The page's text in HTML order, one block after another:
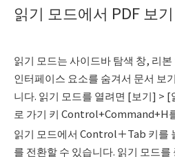
읽기 모드에서 PDF 보기
읽기 모드는 사이드바 탐색 창, 리
인터페이스 요소를 숨겨서 문서 보
니다. 읽기 모드를 열려면 [보기] >
로 가기 키 Control+Command+H
읽기 모드에서 Control＋Tab 키를
를 전환할 수 있습니다. 읽기 모드